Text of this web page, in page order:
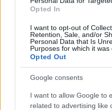
Opted In
I want to opt-out of
Retention, Sale, and/or
Personal Data that Is
Purposes for which it was
Opted Out
Google consents
I want to allow Google to
related to advertising like
említsem. Azonban ők
magukat Kex revival,
akárminek. Mert nem
Mint Baksa-Soós
Remake név alatt futó
egyetlen munkájában
minőségéről nem tud
egyáltalán nem ismeri